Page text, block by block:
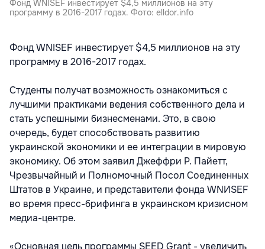
Фонд WNІSEF инвестирует $4,5 миллионов на эту
программу в 2016-2017 годах. Фото: elldor.info
Фонд WNІSEF инвестирует $4,5 миллионов на эту
программу в 2016-2017 годах.
Студенты получат возможность ознакомиться с
лучшими практиками ведения собственного дела и
стать успешными бизнесменами. Это, в свою
очередь, будет способствовать развитию
украинской экономики и ее интеграции в мировую
экономику. Об этом заявил Джеффри Р. Пайетт,
Чрезвычайный и Полномочный Посол Соединенных
Штатов в Украине, и представители фонда WNИSEF
во время пресс-брифинга в украинском кризисном
медиа-центре.
«Основная цель программы SEED Grant - увеличить